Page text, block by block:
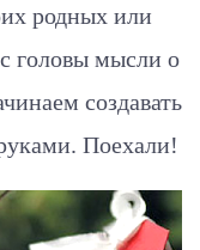
родных или
головы мысли о
создавать
Поехали!